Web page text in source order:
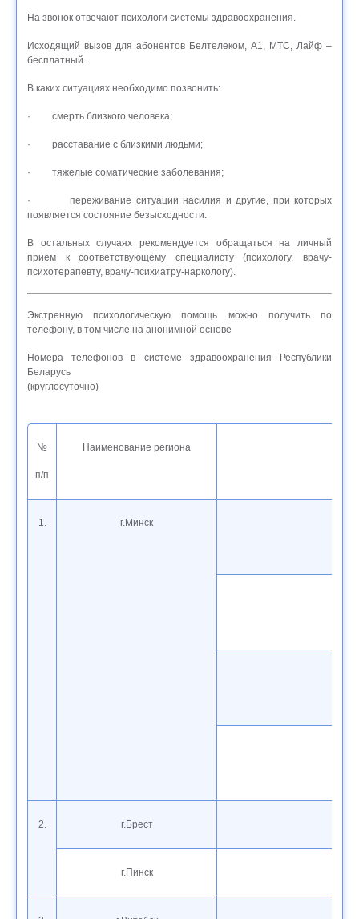
На звонок отвечают психологи системы здравоохранения.
Исходящий вызов для абонентов Белтелеком, А1, МТС, Лайф –
бесплатный.
В каких ситуациях необходимо позвонить:
· смерть близкого человека;
· расставание с близкими людьми;
· тяжелые соматические заболевания;
· переживание ситуации насилия и другие, при которых
появляется состояние безысходности.
В остальных случаях рекомендуется обращаться на личный
прием к соответствующему специалисту (психологу, врачу-
психотерапевту, врачу-психиатру-наркологу).
Экстренную психологическую помощь можно получить по
телефону, в том числе на анонимной основе
Номера телефонов в системе здравоохранения Республики
Беларусь
(круглосуточно)
№
п/п
Наименование региона
1. г.Минск
2. г.Брест
г.Пинск